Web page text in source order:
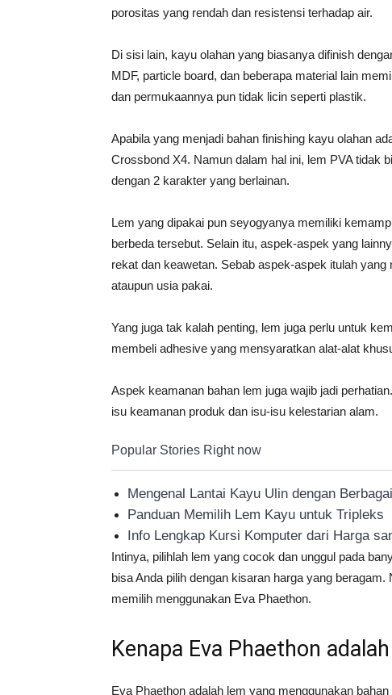
porositas yang rendah dan resistensi terhadap air.
Di sisi lain, kayu olahan yang biasanya difinish
MDF, particle board, dan beberapa material lain
dan permukaannya pun tidak licin seperti plastik.
Apabila yang menjadi bahan finishing kayu olahan
Crossbond X4. Namun dalam hal ini, lem PVA tidak
dengan 2 karakter yang berlainan.
Lem yang dipakai pun seyogyanya memiliki
berbeda tersebut. Selain itu, aspek-aspek yang
rekat dan keawetan. Sebab aspek-aspek itulah
ataupun usia pakai.
Yang juga tak kalah penting, lem juga perlu untuk
membeli adhesive yang mensyaratkan alat-alat
Aspek keamanan bahan lem juga wajib jadi
isu keamanan produk dan isu-isu kelestarian alam.
Popular Stories Right now
Mengenal Lantai Kayu Ulin dengan
Panduan Memilih Lem Kayu untuk Tripleks
Info Lengkap Kursi Komputer dari Harga
Intinya, pilihlah lem yang cocok dan unggul pada
bisa Anda pilih dengan kisaran harga yang
memilih menggunakan Eva Phaethon.
Kenapa Eva Phaethon
Eva Phaethon adalah lem yang menggunakan